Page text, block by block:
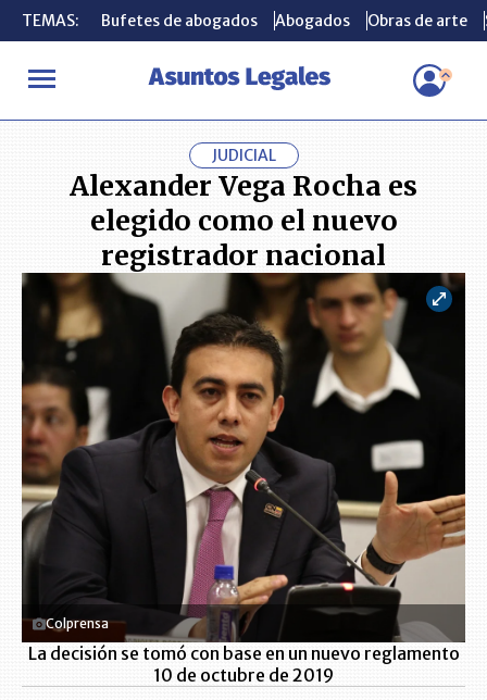
TEMAS: Bufetes de abogados Abogados Obras de arte
INICIO ACTUALIDAD Alexander Vega Rocha es elegido como
TEMAS: Bufetes de abogados Abogados Obras de arte
JUDICIAL
Alexander Vega Rocha es
elegido como el nuevo
registrador nacional
Colprensa
La decisión se tomó con base en un nuevo reglamento
10 de octubre de 2019